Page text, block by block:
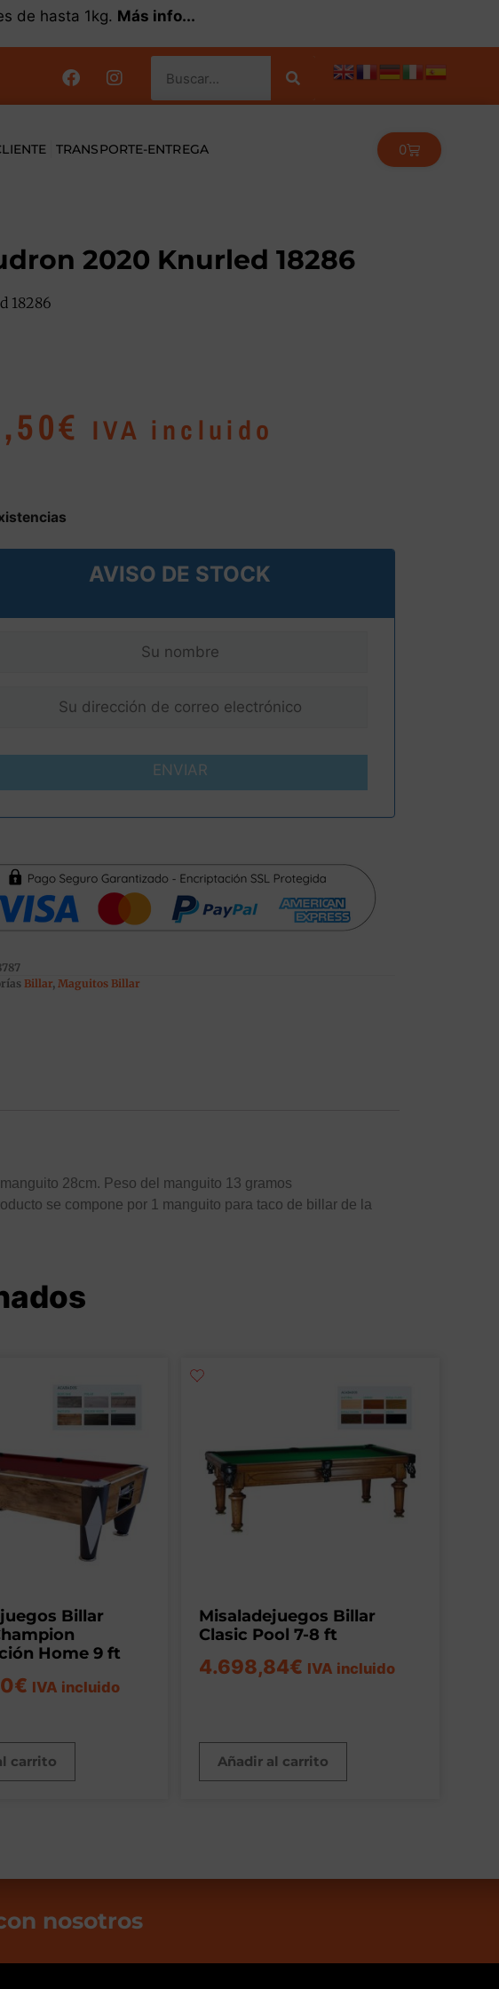
de hasta 1kg. Más info...
TRANSPORTE-ENTREGA 0
2020 Knurled 18286
18286
€ IVA incluido
AVISO DE STOCK
ENVIAR
Billar, Maguitos Billar
28cm. Peso del manguito 13 gramos
se compone por 1 manguito para taco de billar de la
Billar
Home 9 ft
€ IVA incluido
carrito
Misaladejuegos Billar
Clasic Pool 7-8 ft
4.698,84€ IVA incluido
Añadir al carrito
nosotros